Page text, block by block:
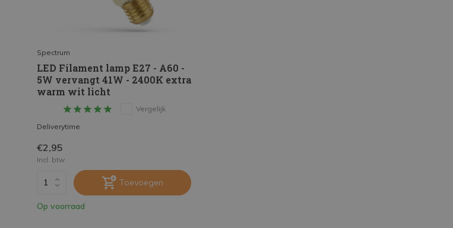
Spectrum
LED Filament lamp E27 - A60 -
5W vervangt 41W - 2400K extra
warm wit licht
Vergelijk
Deliverytime
€2,95
Incl. btw
Toevoegen
Op voorraad